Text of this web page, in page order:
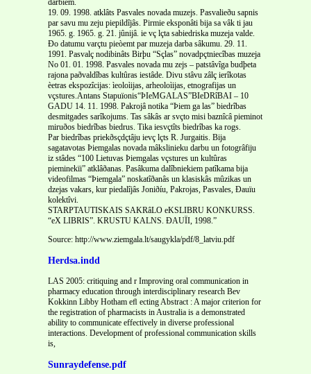
darbiem.
19. 09. 1998. atklâts Pasvales novada muzejs. Pasvalieðu sapnis
par savu mu zeju piepildîjâs. Pirmie eksponâti bija sa vâk ti jau
1965. g. 1965. g. 21. jûnijâ. ie vç lçta sabiedriska muzeja valde.
Ðo datumu varçtu pieòemt par muzeja darba sâkumu. 29. 11.
1991. Pasvalç nodibinâts Birþu “Sçlas” novadpçtniecîbas muzeja
No 01. 01. 1998. Pasvales novada mu zejs – patstâvîga budþeta
rajona paðvaldîbas kultûras iestâde. Divu stâvu zâlç ierîkotas
èetras ekspozîcijas: ìeoloìijas, arheoloìijas, etnografijas un
vçstures.Antans Stapuïonis“ÞIeMGALAS”BIeDRîBAI – 10
GADU 14. 11. 1998. Pakrojâ notika “Þiem ga las” biedrîbas
desmitgades sarîkojums. Tas sâkâs ar svçto misi baznîcâ pieminot
miruðos biedrîbas biedrus. Tika iesvçtîts biedrîbas ka rogs.
Par biedrîbas priekðsçdçtâju ievç lçts R. Jurgaitis. Bija
sagatavotas Þiemgalas novada mâkslinieku darbu un fotogrâfiju
iz stâdes “100 Lietuvas Þiemgalas vçstures un kultûras
pieminekïi” atklâðanas. Pasâkuma dalîbniekiem patîkama bija
videofilmas “Þiemgala” noskatîðanâs un klasiskâs mûzikas un
dzejas vakars, kur piedalîjâs Joniðíu, Pakrojas, Pasvales, Ðauïu
kolektîvi.
STARPTAUTISKAIS SAKRâLO eKSLIBRU KONKURSS.
“eX LIBRIS”. KRUSTU KALNS. ÐAUÏI, 1998.”
Source: http://www.ziemgala.lt/saugykla/pdf/8_latviu.pdf
Herdsa.indd
LAS 2005: critiquing and r Improving oral communication in
pharmacy education through interdisciplinary research Bev
Kokkinn Libby Hotham eﬂ ecting Abstract : A major criterion for
the registration of pharmacists in Australia is a demonstrated
ability to communicate effectively in diverse professional
interactions. Development of professional communication skills
is,
Sunraydefense.pdf